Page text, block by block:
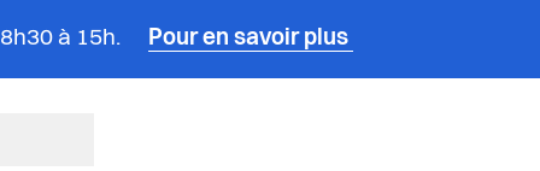
à 15h. Pour en savoir plus